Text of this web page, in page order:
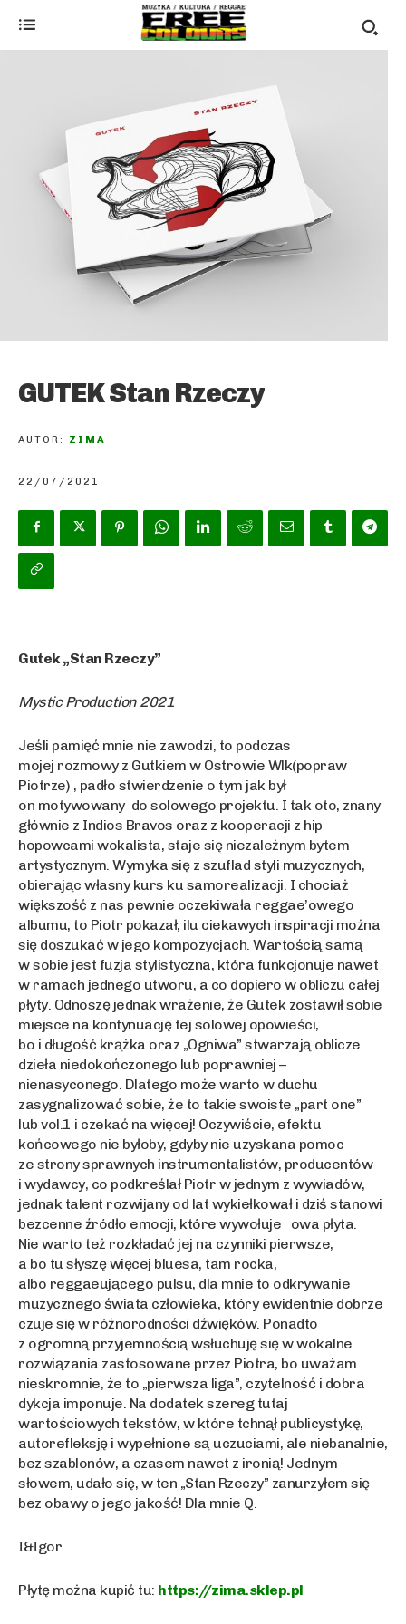
GUTEK Stan Rzeczy
AUTOR: ZIMA
22/07/2021
Gutek „Stan Rzeczy”
Mystic Production 2021
Jeśli pamięć mnie nie zawodzi, to podczas
mojej rozmowy z Gutkiem w Ostrowie Wlk(popraw
Piotrze) , padło stwierdzenie o tym jak był
on motywowany do solowego projektu. I tak oto, znany
głównie z Indios Bravos oraz z kooperacji z hip
hopowcami wokalista, staje się niezależnym bytem
artystycznym. Wymyka się z szuflad styli muzycznych,
obierając własny kurs ku samorealizacji. I chociaż
większość z nas pewnie oczekiwała reggae’owego
albumu, to Piotr pokazał, ilu ciekawych inspiracji można
się doszukać w jego kompozycjach. Wartością samą
w sobie jest fuzja stylistyczna, która funkcjonuje nawet
w ramach jednego utworu, a co dopiero w obliczu całej
płyty. Odnoszę jednak wrażenie, że Gutek zostawił sobie
miejsce na kontynuację tej solowej opowieści,
bo i długość krążka oraz „Ogniwa” stwarzają oblicze
dzieła niedokończonego lub poprawniej –
nienasyconego. Dlatego może warto w duchu
zasygnalizować sobie, że to takie swoiste „part one”
lub vol.1 i czekać na więcej! Oczywiście, efektu
końcowego nie byłoby, gdyby nie uzyskana pomoc
ze strony sprawnych instrumentalistów, producentów
i wydawcy, co podkreślał Piotr w jednym z wywiadów,
jednak talent rozwijany od lat wykiełkował i dziś stanowi
bezcenne źródło emocji, które wywołuje owa płyta.
Nie warto też rozkładać jej na czynniki pierwsze,
a bo tu słyszę więcej bluesa, tam rocka,
albo reggaeującego pulsu, dla mnie to odkrywanie
muzycznego świata człowieka, który ewidentnie dobrze
czuje się w różnorodności dźwięków. Ponadto
z ogromną przyjemnością wsłuchuję się w wokalne
rozwiązania zastosowane przez Piotra, bo uważam
nieskromnie, że to „pierwsza liga”, czytelność i dobra
dykcja imponuje. Na dodatek szereg tutaj
wartościowych tekstów, w które tchnął publicystykę,
autorefleksję i wypełnione są uczuciami, ale niebanalnie,
bez szablonów, a czasem nawet z ironią! Jednym
słowem, udało się, w ten „Stan Rzeczy” zanurzyłem się
bez obawy o jego jakość! Dla mnie Q.
I&Igor
Płytę można kupić tu: https://zima.sklep.pl